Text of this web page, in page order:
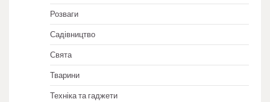
Розваги
Садівництво
Свята
Тварини
Техніка та гаджети